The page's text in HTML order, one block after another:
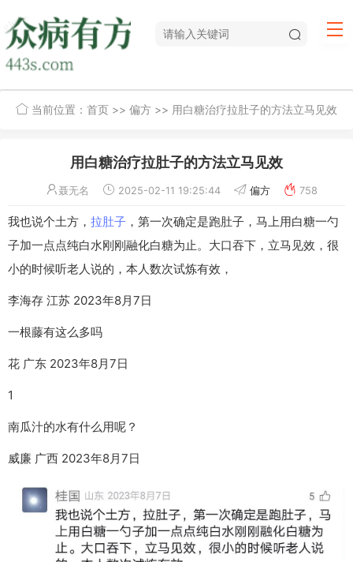
当前位置： 首页 >> 偏方 >> 用白糖治疗拉肚子的方法立马见效
用白糖治疗拉肚子的方法立马见效
聂无名 2025-02-11 19:25:44 偏方 758
我也说个土方， 拉肚子 ，第一次确定是跑肚子，马上用白糖一勺
子加一点点纯白水刚刚融化白糖为止。大口吞下，立马见效，很
小的时候听老人说的，本人数次试炼有效，
李海存 江苏 2023年8月7日
一根藤有这么多吗
花 广东 2023年8月7日
1
南瓜汁的水有什么用呢？
威廉 广西 2023年8月7日